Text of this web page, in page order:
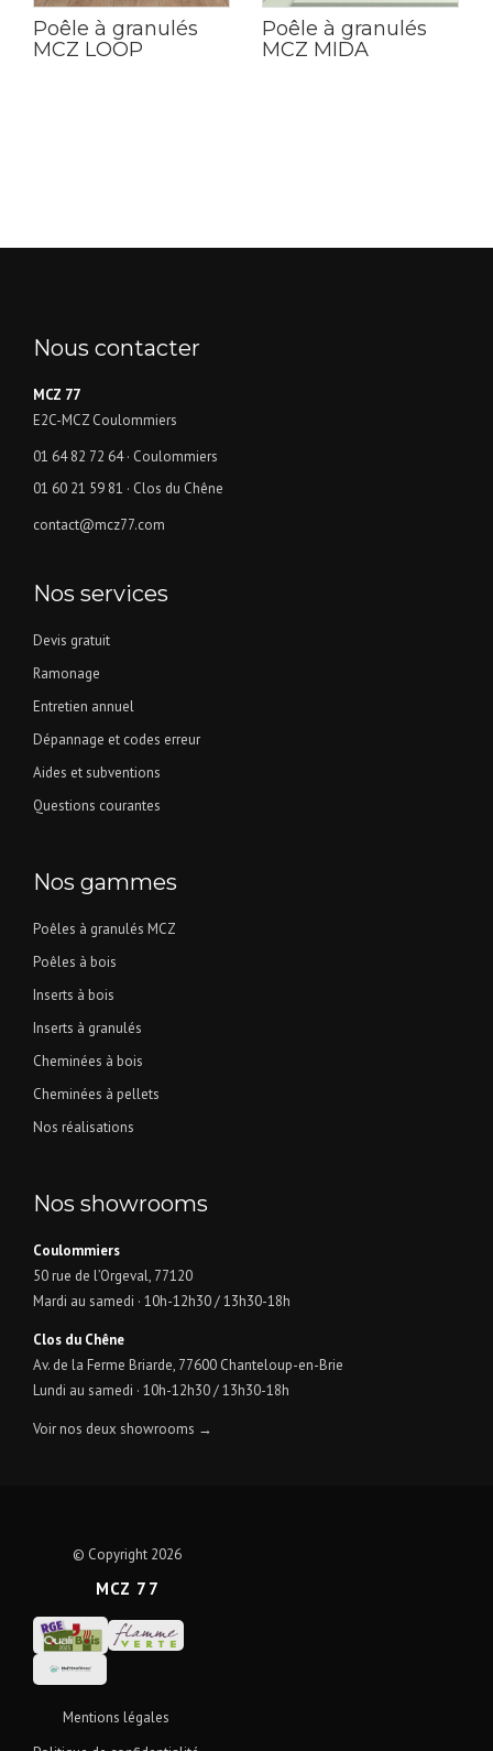
Poêle à granulés
MCZ LOOP
Poêle à granulés
MCZ MIDA
Nous contacter
MCZ 77
E2C-MCZ Coulommiers
01 64 82 72 64· Coulommiers
01 60 21 59 81 · Clos du Chêne
contact@mcz77.com
Nos services
Devis gratuit
Ramonage
Entretien annuel
Dépannage et codes erreur
Aides et subventions
Questions courantes
Nos gammes
Poêles à granulés MCZ
Poêles à bois
Inserts à bois
Inserts à granulés
Cheminées à bois
Cheminées à pellets
Nos réalisations
Nos showrooms
Coulommiers
50 rue de l’Orgeval, 77120
Mardi au samedi · 10h-12h30 / 13h30-18h
Clos du Chêne
Av. de la Ferme Briarde, 77600 Chanteloup-en-Brie
Lundi au samedi · 10h-12h30 / 13h30-18h
Voir nos deux showrooms →
© Copyright 2026
MCZ 77
Mentions légales